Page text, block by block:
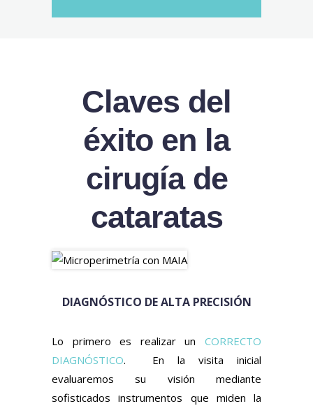
Claves del
éxito en la
cirugía de
cataratas
DIAGNÓSTICO DE ALTA PRECISIÓN
Lo primero es realizar un CORRECTO
DIAGNÓSTICO. En la visita inicial
evaluaremos su visión mediante
sofisticados instrumentos que miden la